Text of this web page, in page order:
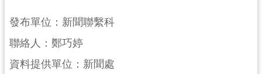
我
們
機
發布單位：新聞聯繫科
聯絡人：鄭巧婷
資料提供單位：新聞處